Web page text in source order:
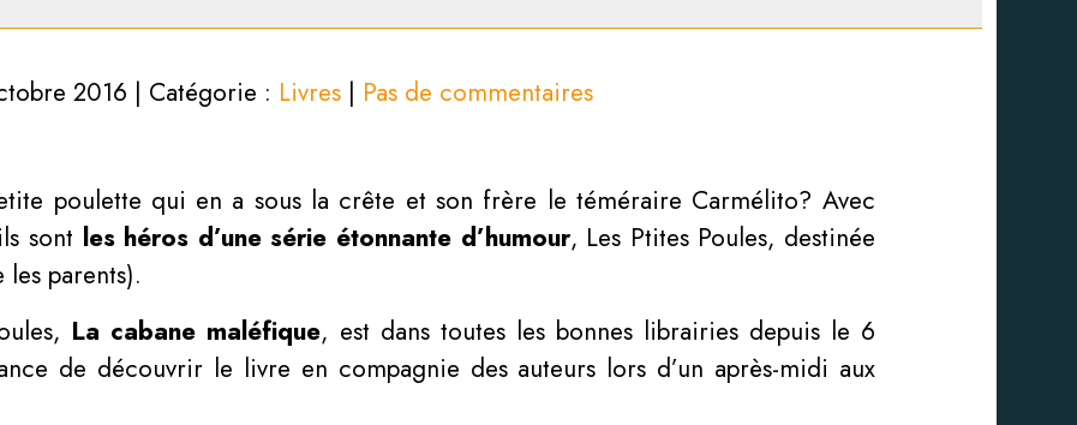
2016 | Catégorie : Livres | Pas de commentaires
poulette qui en a sous la crête et son frère le téméraire Carmélito? Avec
sont les héros d’une série étonnante d’humour, Les Ptites Poules, destinée
parents).
La cabane maléfique, est dans toutes les bonnes librairies depuis le 6
de découvrir le livre en compagnie des auteurs lors d’un après-midi aux